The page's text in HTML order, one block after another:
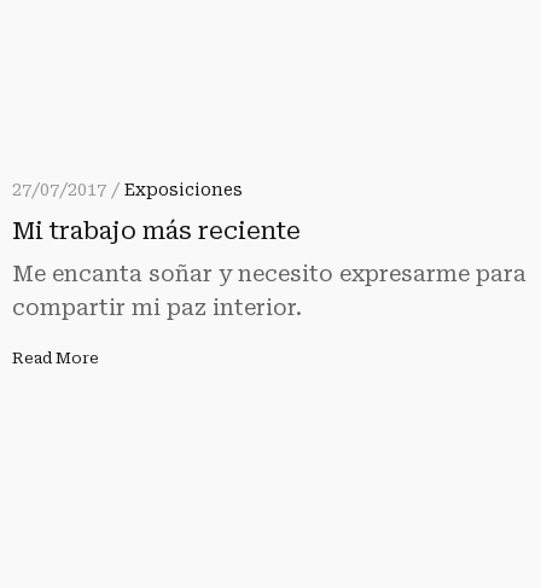
27/07/2017 / Exposiciones
Mi trabajo más reciente
Me encanta soñar y necesito expresarme para
compartir mi paz interior.
Read More